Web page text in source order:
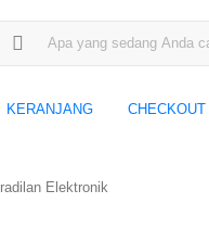
for:
KERANJANG CHECKOUT
Elektronik